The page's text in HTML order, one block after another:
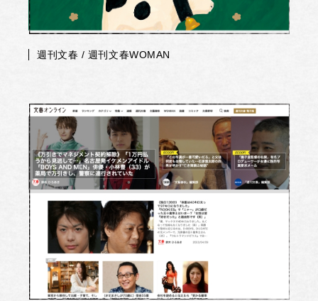
週刊文春 / 週刊文春WOMAN